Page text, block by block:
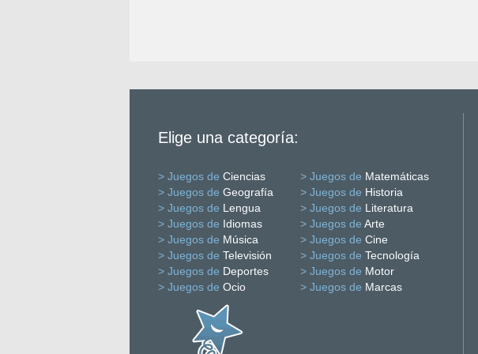
Elige una categoría:
> Juegos de Ciencias > Juegos de Matemáticas
> Juegos de Geografía > Juegos de Historia
> Juegos de Lengua > Juegos de Literatura
> Juegos de Idiomas > Juegos de Arte
> Juegos de Música > Juegos de Cine
> Juegos de Televisión > Juegos de Tecnología
> Juegos de Deportes > Juegos de Motor
> Juegos de Ocio > Juegos de Marcas